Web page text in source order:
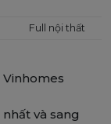
Full nội thất
và sang